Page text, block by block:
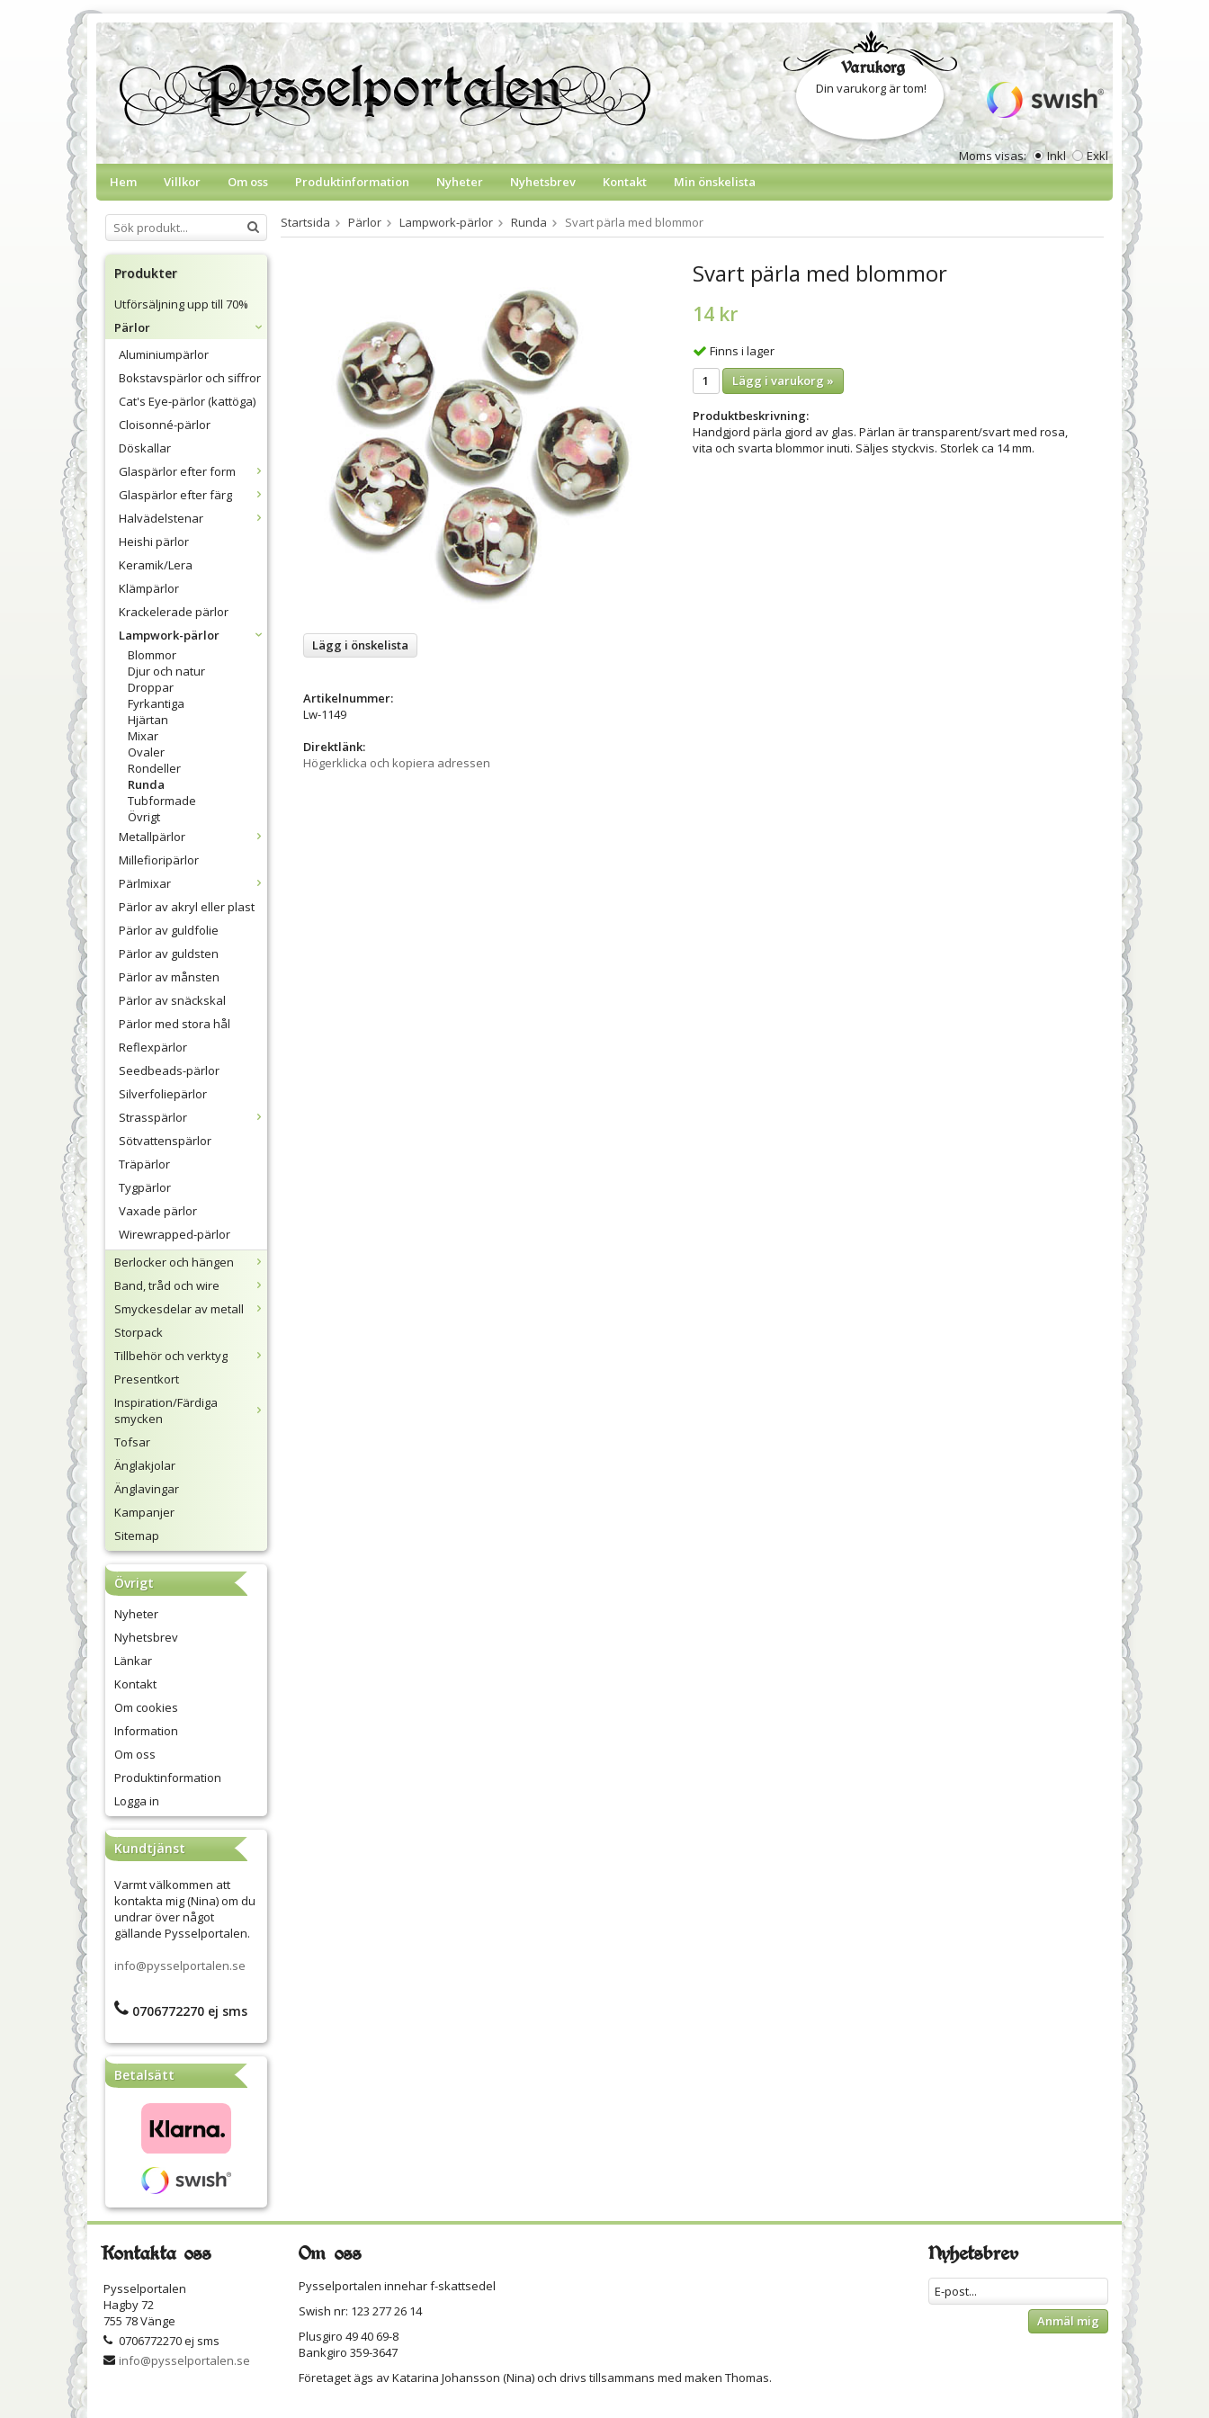
Moms visas: Inkl Exkl
Varukorg
Din varukorg är tom!
Hem Villkor Om oss Produktinformation Nyheter Nyhetsbrev Kontakt Min önskelista
Produkter
Utförsäljning upp till 70%
Pärlor
Aluminiumpärlor
Bokstavspärlor och siffror
Cat's Eye-pärlor (kattöga)
Cloisonné-pärlor
Döskallar
Glaspärlor efter form
Glaspärlor efter färg
Halvädelstenar
Heishi pärlor
Keramik/Lera
Klämpärlor
Krackelerade pärlor
Lampwork-pärlor
Blommor
Djur och natur
Droppar
Fyrkantiga
Hjärtan
Mixar
Ovaler
Rondeller
Runda
Tubformade
Övrigt
Metallpärlor
Millefioripärlor
Pärlmixar
Pärlor av akryl eller plast
Pärlor av guldfolie
Pärlor av guldsten
Pärlor av månsten
Pärlor av snäckskal
Pärlor med stora hål
Reflexpärlor
Seedbeads-pärlor
Silverfoliepärlor
Strasspärlor
Sötvattenspärlor
Träpärlor
Tygpärlor
Vaxade pärlor
Wirewrapped-pärlor
Berlocker och hängen
Band, tråd och wire
Smyckesdelar av metall
Storpack
Tillbehör och verktyg
Presentkort
Inspiration/Färdiga
smycken
Tofsar
Änglakjolar
Änglavingar
Kampanjer
Sitemap
Övrigt
Nyheter
Nyhetsbrev
Länkar
Kontakt
Om cookies
Information
Om oss
Produktinformation
Logga in
Kundtjänst
Varmt välkommen att
kontakta mig (Nina) om du
undrar över något
gällande Pysselportalen.
info@pysselportalen.se
0706772270 ej sms
Betalsätt
Startsida Pärlor Lampwork-pärlor Runda Svart pärla med blommor
Svart pärla med blommor
14 kr
Finns i lager
Lägg i varukorg »
Produktbeskrivning:
Handgjord pärla gjord av glas. Pärlan är transparent/svart med rosa,
vita och svarta blommor inuti. Säljes styckvis. Storlek ca 14 mm.
Lägg i önskelista
Artikelnummer:
Lw-1149
Direktlänk:
Högerklicka och kopiera adressen
Kontakta oss
Pysselportalen
Hagby 72
755 78 Vänge
0706772270 ej sms
info@pysselportalen.se
Nyhetsbrev
Anmäl mig
Om oss
Pysselportalen innehar f-skattsedel
Swish nr: 123 277 26 14
Plusgiro 49 40 69-8
Bankgiro 359-3647
Företaget ägs av Katarina Johansson (Nina) och drivs tillsammans med maken Thomas.